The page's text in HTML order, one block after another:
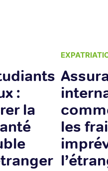
:
la
les